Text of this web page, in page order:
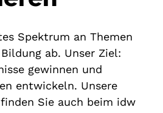
Spektrum an Themen
ab. Unser Ziel:
gewinnen und
entwickeln. Unsere
Sie auch beim idw